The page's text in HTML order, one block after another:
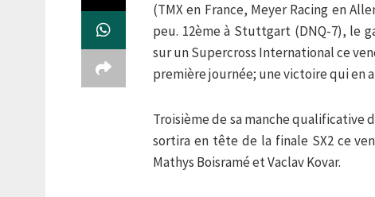
(TMX en France, Meyer Racing en
peu. 12ème à Stuttgart (DNQ-7), le
sur un Supercross International ce
première journée; une victoire qui en
Troisième de sa manche qualificative
sortira en tête de la finale SX2 ce
Mathys Boisramé et Vaclav Kovar.